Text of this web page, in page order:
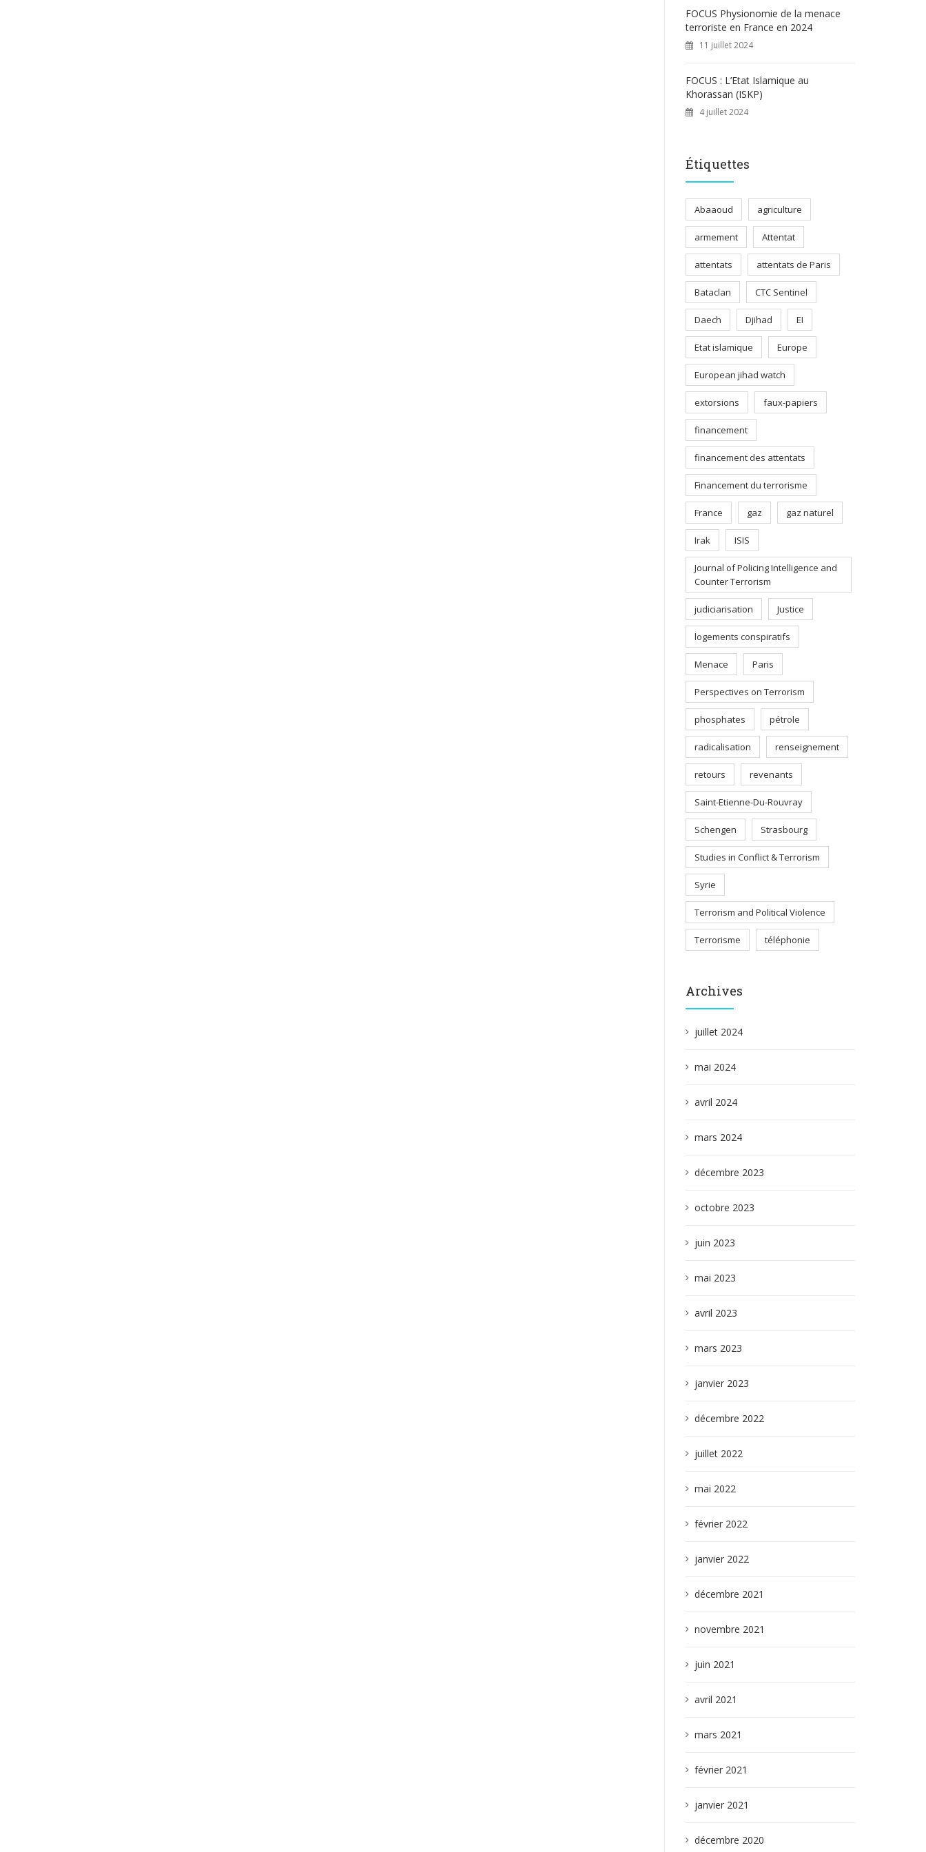
FOCUS Physionomie de la menace
terroriste en France en 2024
11 juillet 2024
FOCUS : L’Etat Islamique au
Khorassan (ISKP)
4 juillet 2024
Étiquettes
Abaaoud agriculture
armement Attentat
attentats attentats de Paris
Bataclan CTC Sentinel
Daech Djihad EI
Etat islamique Europe
European jihad watch
extorsions faux-papiers
financement
financement des attentats
Financement du terrorisme
France gaz gaz naturel
Irak ISIS
Journal of Policing Intelligence and
Counter Terrorism
judiciarisation Justice
logements conspiratifs
Menace Paris
Perspectives on Terrorism
phosphates pétrole
radicalisation renseignement
retours revenants
Saint-Etienne-Du-Rouvray
Schengen Strasbourg
Studies in Conflict & Terrorism
Syrie
Terrorism and Political Violence
Terrorisme téléphonie
Archives
juillet 2024
mai 2024
avril 2024
mars 2024
décembre 2023
octobre 2023
juin 2023
mai 2023
avril 2023
mars 2023
janvier 2023
décembre 2022
juillet 2022
mai 2022
février 2022
janvier 2022
décembre 2021
novembre 2021
juin 2021
avril 2021
mars 2021
février 2021
janvier 2021
décembre 2020